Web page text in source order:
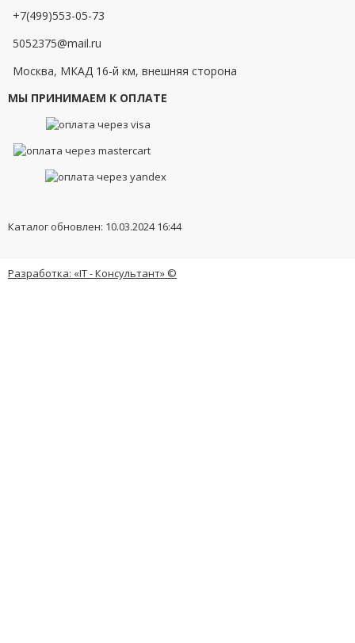
+7(499)553-05-73
5052375@mail.ru
Москва, МКАД 16-й км, внешняя сторона
МЫ ПРИНИМАЕМ К ОПЛАТЕ
Каталог обновлен: 10.03.2024 16:44
Разработка: «IT - Консультант» ©